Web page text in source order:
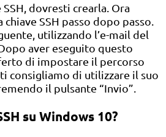
SSH, dovresti crearla. Ora
SSH passo dopo passo.
utilizzando l’e-mail del
aver eseguito questo
di impostare il percorso
ti consigliamo di utilizzare il suo
il pulsante “Invio”.
su Windows 10?